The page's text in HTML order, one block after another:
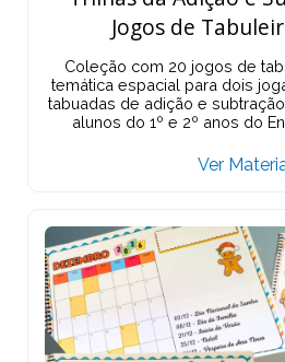
Jogos de
Coleção com 20 jogos de
temática espacial para dois
tabuadas de adição e
alunos do 1º e 2º anos do
Ver